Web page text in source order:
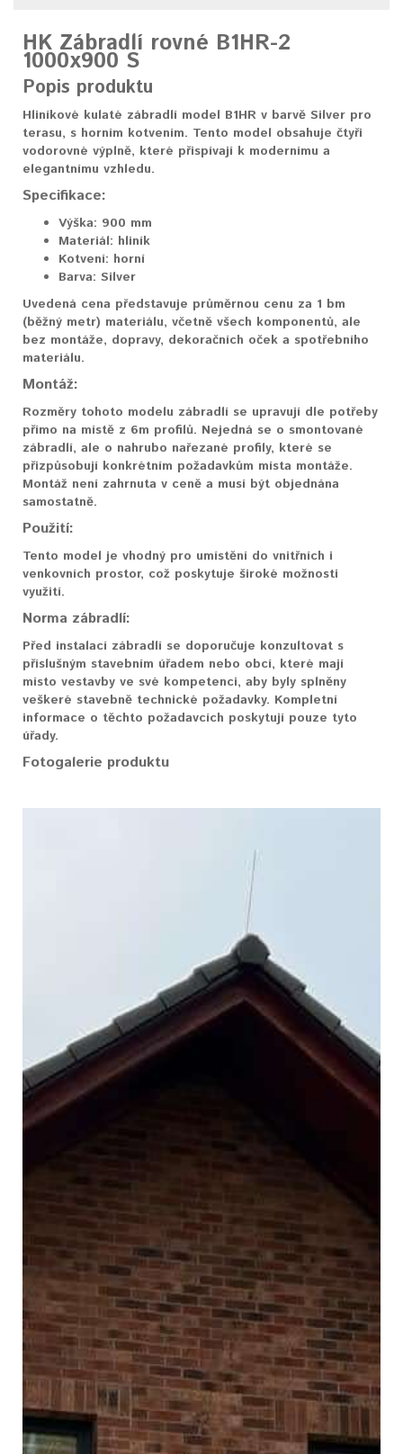
HK Zábradlí rovné B1HR-2
1000x900 S
Popis produktu
Hliníkové kulaté zábradlí model B1HR v barvě Silver pro
terasu, s horním kotvením. Tento model obsahuje čtyři
vodorovné výplně, které přispívají k modernímu a
elegantnímu vzhledu.
Specifikace:
Výška: 900 mm
Materiál: hliník
Kotvení: horní
Barva: Silver
Uvedená cena představuje průměrnou cenu za 1 bm
(běžný metr) materiálu, včetně všech komponentů, ale
bez montáže, dopravy, dekoračních oček a spotřebního
materiálu.
Montáž:
Rozměry tohoto modelu zábradlí se upravují dle potřeby
přímo na místě z 6m profilů. Nejedná se o smontované
zábradlí, ale o nahrubo nařezané profily, které se
přizpůsobují konkrétním požadavkům místa montáže.
Montáž není zahrnuta v ceně a musí být objednána
samostatně.
Použití:
Tento model je vhodný pro umístění do vnitřních i
venkovních prostor, což poskytuje široké možnosti
využití.
Norma zábradlí:
Před instalací zábradlí se doporučuje konzultovat s
příslušným stavebním úřadem nebo obcí, které mají
místo vestavby ve své kompetenci, aby byly splněny
veškeré stavebně technické požadavky. Kompletní
informace o těchto požadavcích poskytují pouze tyto
úřady.
Fotogalerie produktu